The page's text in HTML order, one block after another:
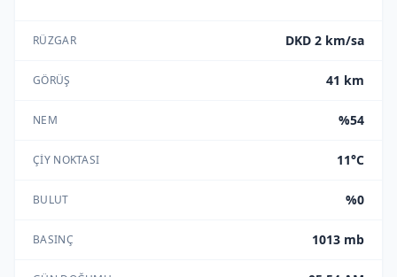
RÜZGAR DKD 2 km/sa
GÖRÜŞ 41 km
NEM %54
ÇIY NOKTASI 11°C
BULUT %0
BASINÇ 1013 mb